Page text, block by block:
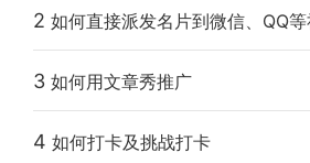
2 如何直接派发名片到微信、QQ
3 如何用文章秀推广
4 如何打卡及挑战打卡